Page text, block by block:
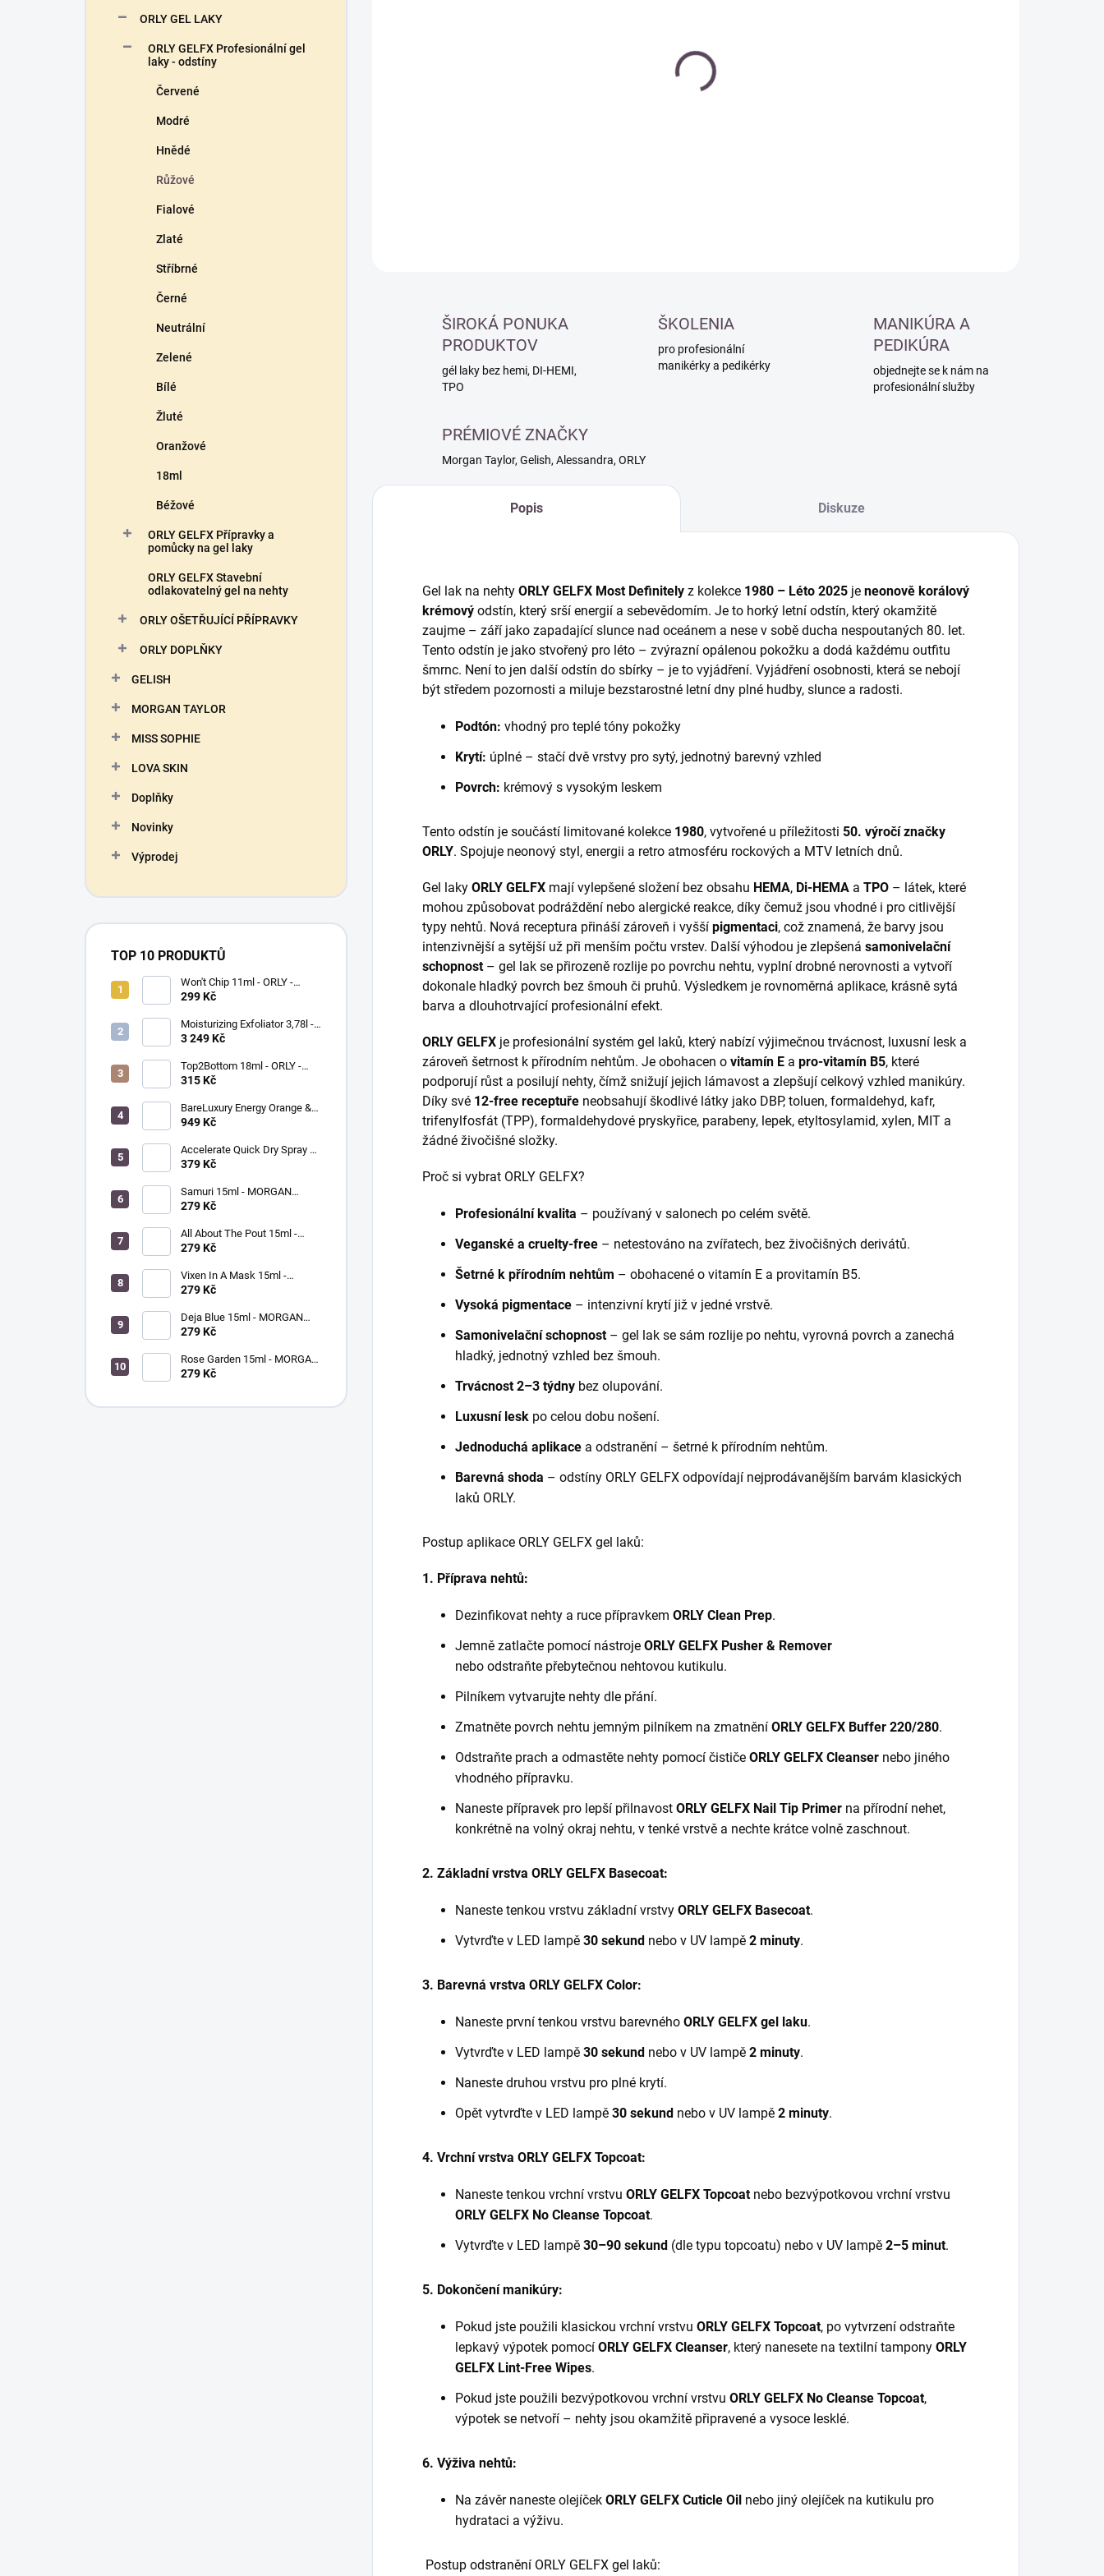
ORLY GEL LAKY
ORLY GELFX Profesionální gel
laky - odstíny
Červené
Modré
Hnědé
Růžové
Fialové
Zlaté
Stříbrné
Černé
Neutrální
Zelené
Bílé
Žluté
Oranžové
18ml
Béžové
ORLY GELFX Přípravky a
pomůcky na gel laky
ORLY GELFX Stavební
odlakovatelný gel na nehty
ORLY OŠETŘUJÍCÍ PŘÍPRAVKY
ORLY DOPLŇKY
GELISH
MORGAN TAYLOR
MISS SOPHIE
LOVA SKIN
Doplňky
Novinky
Výprodej
TOP 10 PRODUKTŮ
Won't Chip 11ml - ORLY -
vrchní vrstva proti olupování
299 Kč
Moisturizing Exfoliator 3,78l -
ORLYPRO - hydratační peeling
3 249 Kč
Top2Bottom 18ml - ORLY -
podkladový a vrchní lak na
315 Kč
BareLuxury Energy Orange &
Lemongrass Lotion 946 ml -
hydratační krém na ruce a tělo
- pomeranč / citrónová tráva
949 Kč
Accelerate Quick Dry Spray &
Drops 9ml - MORGAN TAYLOR
379 Kč
Samuri 15ml - MORGAN
TAYLOR - lak na nehty
279 Kč
All About The Pout 15ml -
MORGAN TAYLOR - lak na
279 Kč
Vixen In A Mask 15ml -
MORGAN TAYLOR - lak na
279 Kč
Deja Blue 15ml - MORGAN
TAYLOR - lak na nehty
279 Kč
Rose Garden 15ml - MORGAN
TAYLOR - lak na nehty
279 Kč
ŠIROKÁ PONUKA
PRODUKTOV
gél laky bez hemi, DI-HEMI,
TPO
ŠKOLENIA
pro profesionální
manikérky a pedikérky
MANIKÚRA A
PEDIKÚRA
objednejte se k nám na
profesionální služby
PRÉMIOVÉ ZNAČKY
Morgan Taylor, Gelish, Alessandra, ORLY
Popis Diskuze
Gel lak na nehty ORLY GELFX Most Definitely z kolekce 1980 – Léto 2025 je neonově korálový
krémový odstín, který srší energií a sebevědomím. Je to horký letní odstín, který okamžitě
zaujme – září jako zapadající slunce nad oceánem a nese v sobě ducha nespoutaných 80. let.
Tento odstín je jako stvořený pro léto – zvýrazní opálenou pokožku a dodá každému outfitu
šmrnc. Není to jen další odstín do sbírky – je to vyjádření. Vyjádření osobnosti, která se nebojí
být středem pozornosti a miluje bezstarostné letní dny plné hudby, slunce a radosti.
Podtón: vhodný pro teplé tóny pokožky
Krytí: úplné – stačí dvě vrstvy pro sytý, jednotný barevný vzhled
Povrch: krémový s vysokým leskem
Tento odstín je součástí limitované kolekce 1980, vytvořené u příležitosti 50. výročí značky
ORLY. Spojuje neonový styl, energii a retro atmosféru rockových a MTV letních dnů.
Gel laky ORLY GELFX mají vylepšené složení bez obsahu HEMA, Di-HEMA a TPO – látek, které
mohou způsobovat podráždění nebo alergické reakce, díky čemuž jsou vhodné i pro citlivější
typy nehtů. Nová receptura přináší zároveň i vyšší pigmentaci, což znamená, že barvy jsou
intenzivnější a sytější už při menším počtu vrstev. Další výhodou je zlepšená samonivelační
schopnost – gel lak se přirozeně rozlije po povrchu nehtu, vyplní drobné nerovnosti a vytvoří
dokonale hladký povrch bez šmouh či pruhů. Výsledkem je rovnoměrná aplikace, krásně sytá
barva a dlouhotrvající profesionální efekt.
ORLY GELFX je profesionální systém gel laků, který nabízí výjimečnou trvácnost, luxusní lesk a
zároveň šetrnost k přírodním nehtům. Je obohacen o vitamín E a pro-vitamín B5, které
podporují růst a posilují nehty, čímž snižují jejich lámavost a zlepšují celkový vzhled manikúry.
Díky své 12-free receptuře neobsahují škodlivé látky jako DBP, toluen, formaldehyd, kafr,
trifenylfosfát (TPP), formaldehydové pryskyřice, parabeny, lepek, etyltosylamid, xylen, MIT a
žádné živočišné složky.
Proč si vybrat ORLY GELFX?
Profesionální kvalita – používaný v salonech po celém světě.
Veganské a cruelty-free – netestováno na zvířatech, bez živočišných derivátů.
Šetrné k přírodním nehtům – obohacené o vitamín E a provitamín B5.
Vysoká pigmentace – intenzivní krytí již v jedné vrstvě.
Samonivelační schopnost– gel lak se sám rozlije po nehtu, vyrovná povrch a zanechá
hladký, jednotný vzhled bez šmouh.
Trvácnost2–3 týdny bez olupování.
Luxusní lesk po celou dobu nošení.
Jednoduchá aplikace a odstranění – šetrné k přírodním nehtům.
Barevná shoda – odstíny ORLY GELFX odpovídají nejprodávanějším barvám klasických
laků ORLY.
Postup aplikace ORLY GELFX gel laků:
1. Příprava nehtů:
Dezinfikovat nehty a ruce přípravkem ORLY Clean Prep.
Jemně zatlačte pomocí nástroje ORLY GELFX Pusher & Remover
nebo odstraňte přebytečnou nehtovou kutikulu.
Pilníkem vytvarujte nehty dle přání.
Zmatněte povrch nehtu jemným pilníkem na zmatnění ORLY GELFX Buffer 220/280.
Odstraňte prach a odmastěte nehty pomocí čističe ORLY GELFX Cleanser nebo jiného
vhodného přípravku.
Naneste přípravek pro lepší přilnavost ORLY GELFX Nail Tip Primer na přírodní nehet,
konkrétně na volný okraj nehtu, v tenké vrstvě a nechte krátce volně zaschnout.
2. Základní vrstva ORLY GELFX Basecoat:
Naneste tenkou vrstvu základní vrstvy ORLY GELFX Basecoat.
Vytvrďte v LED lampě 30 sekund nebo v UV lampě 2 minuty.
3. Barevná vrstva ORLY GELFX Color:
Naneste první tenkou vrstvu barevného ORLY GELFX gel laku.
Vytvrďte v LED lampě 30 sekund nebo v UV lampě 2 minuty.
Naneste druhou vrstvu pro plné krytí.
Opět vytvrďte v LED lampě 30 sekund nebo v UV lampě 2 minuty.
4. Vrchní vrstva ORLY GELFX Topcoat:
Naneste tenkou vrchní vrstvu ORLY GELFX Topcoatnebo bezvýpotkovou vrchní vrstvu
ORLY GELFX No Cleanse Topcoat.
Vytvrďte v LED lampě 30–90 sekund (dle typu topcoatu) nebo v UV lampě 2–5 minut.
5. Dokončení manikúry:
Pokud jste použili klasickou vrchní vrstvu ORLY GELFX Topcoat, po vytvrzení odstraňte
lepkavý výpotek pomocí ORLY GELFX Cleanser, který nanesete na textilní tampony ORLY
GELFX Lint-Free Wipes.
Pokud jste použili bezvýpotkovou vrchní vrstvu ORLY GELFX No Cleanse Topcoat,
výpotek se netvoří – nehty jsou okamžitě připravené a vysoce lesklé.
6. Výživa nehtů:
Na závěr naneste olejíček ORLY GELFX Cuticle Oil nebo jiný olejíček na kutikulu pro
hydrataci a výživu.
Postup odstranění ORLY GELFX gel laků: